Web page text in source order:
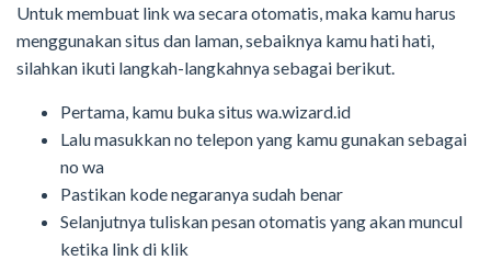
Untuk membuat link wa secara otomatis, maka kamu harus
menggunakan situs dan laman, sebaiknya kamu hati hati,
silahkan ikuti langkah-langkahnya sebagai berikut.
Pertama, kamu buka situs wa.wizard.id
Lalu masukkan no telepon yang kamu gunakan sebagai
no wa
Pastikan kode negaranya sudah benar
Selanjutnya tuliskan pesan otomatis yang akan muncul
ketika link di klik